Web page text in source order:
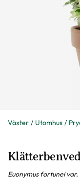
Växter Utomhus
Euonymus fortunei